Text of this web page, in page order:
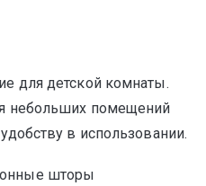
для детской комнаты.
небольших помещений
в использовании.
шторы